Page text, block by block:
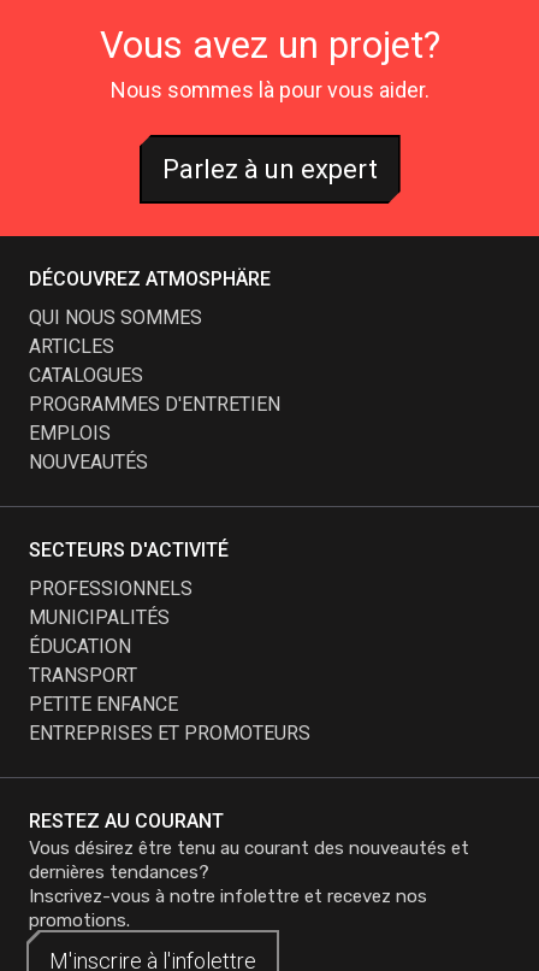
Vous avez un projet?
Nous sommes là pour vous aider.
Parlez à un expert
RESTEZ AU COURANT
Vous désirez être tenu au courant des nouveautés et
dernières tendances?
Inscrivez-vous à notre infolettre et recevez nos
promotions.
M'inscrire à l'infolettre
M'inscrire à l'infolettre
DÉCOUVREZ ATMOSPHÄRE
QUI NOUS SOMMES
ARTICLES
CATALOGUES
PROGRAMMES D'ENTRETIEN
EMPLOIS
NOUVEAUTÉS
SECTEURS D'ACTIVITÉ
PROFESSIONNELS
MUNICIPALITÉS
ÉDUCATION
TRANSPORT
PETITE ENFANCE
ENTREPRISES ET PROMOTEURS